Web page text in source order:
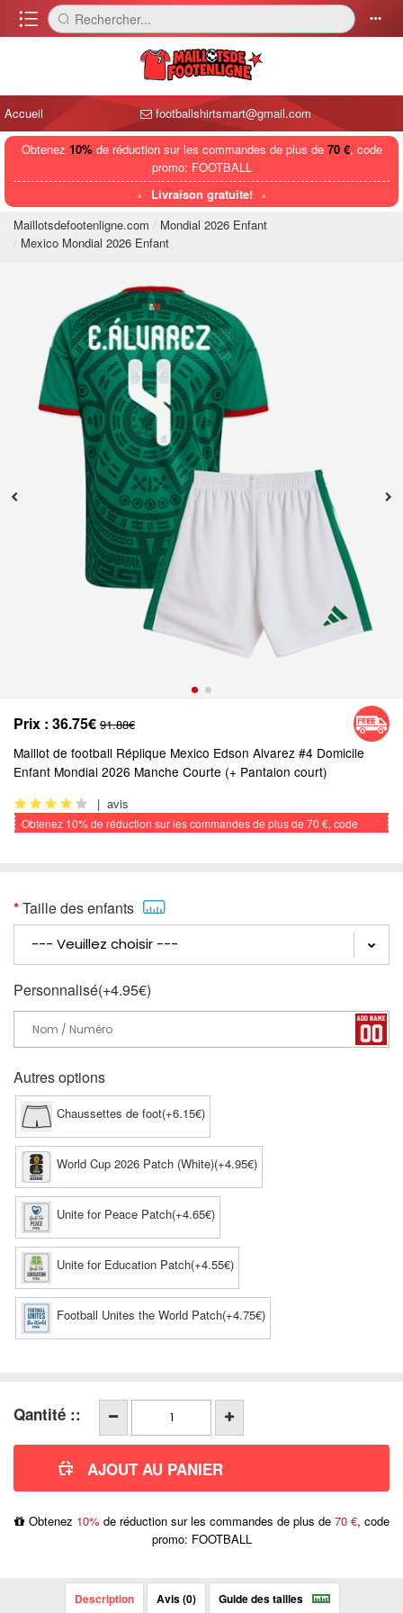
󰈍 󰅼 Rechercher... 󰄒
Accueil footballshirtsmart@gmail.com
Obtenez 10%de réduction sur les commandes de plus de 70 €, code
promo: FOOTBALL
Livraison gratuite!
Maillotsdefootenligne.com
Mondial 2026 Enfant
Mexico Mondial 2026 Enfant
Prix : 36.75€ 91.88€
Maillot de football Réplique Mexico Edson Alvarez #4 Domicile
Enfant Mondial 2026 Manche Courte (+ Pantalon court)
| avis
Obtenez 10%de réduction sur les commandes de plus de 70 €, code
Taille des enfants
Personnalisé(+4.95€)
Autres options
Chaussettes de foot(+6.15€)
World Cup 2026 Patch (White)(+4.95€)
Unite for Peace Patch(+4.65€)
Unite for Education Patch(+4.55€)
Football Unites the World Patch(+4.75€)
Qantité ::
Obtenez 10% de réduction sur les commandes de plus de 70 €, code
promo: FOOTBALL
Description Avis (0) Guide des tailles